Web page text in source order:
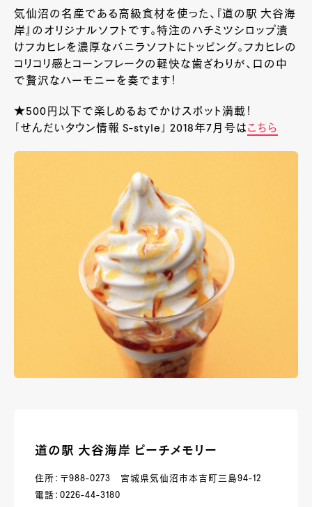
気仙沼の名産である高級食材を使った、『道の駅 大谷海
岸』のオリジナルソフトです。特注のハチミツシロップ漬
けフカヒレを濃厚なバニラソフトにトッピング。フカヒレの
コリコリ感とコーンフレークの軽快な歯ざわりが、口の中
で贅沢なハーモニーを奏でます！
★500円以下で楽しめるおでかけスポット満載！
「せんだいタウン情報 S-style」 2018年7月号はこちら
道の駅 大谷海岸 ピーチメモリー
住所：〒988-0273 宮城県気仙沼市本吉町三島94-12
電話：0226-44-3180